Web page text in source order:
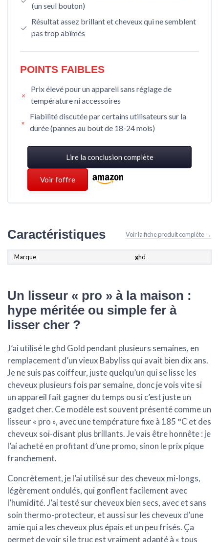
(un seul bouton)
Résultat assez brillant et cheveux qui ne semblent
pas trop abîmés
POINTS FAIBLES
Prix élevé pour un appareil sans réglage de
température ni accessoires
Fiabilité discutée par certains utilisateurs sur la
durée (pannes au bout de 18-24 mois)
Lire la conclusion complète
Voir l'offre
Caractéristiques Voir la fiche produit complète →
Marque ghd
Un lisseur « pro » à la maison :
hype méritée ou simple fer à
lisser cher ?
J’ai utilisé le ghd Gold pendant plusieurs semaines, en
remplacement d’un vieux Babyliss qui avait bien dix ans.
Je ne suis pas coiffeur, juste quelqu’un qui se lisse les
cheveux plusieurs fois par semaine, donc je vois vite si
un appareil fait gagner du temps ou si c’est juste un
gadget cher. Ce modèle est souvent présenté comme un
lisseur « pro », avec une température fixe à 185 °C et des
cheveux soi-disant plus brillants. Je vais être honnête : je
l’ai acheté en profitant d’une promo, sinon le prix pique
franchement.
Concrètement, je l’ai utilisé sur des cheveux mi-longs,
légèrement ondulés, qui gonflent facilement avec
l’humidité. J’ai testé sur cheveux bien secs, avec et sans
soin thermo-protecteur, et aussi sur les cheveux d’une
amie qui a les cheveux plus épais et un peu frisés. Ça
permet de voir si le truc est vraiment adapté à « tous